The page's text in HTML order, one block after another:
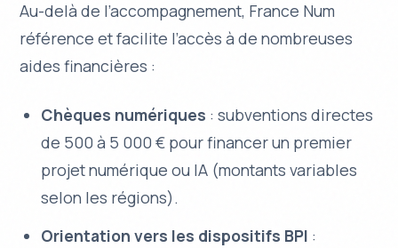
Au-delà de l’accompagnement, France Num
référence et facilite l’accès à de nombreuses
aides financières :
Chèques numériques : subventions directes
de 500 à 5 000 € pour financer un premier
projet numérique ou IA (montants variables
selon les régions).
Orientation vers les dispositifs BPI :